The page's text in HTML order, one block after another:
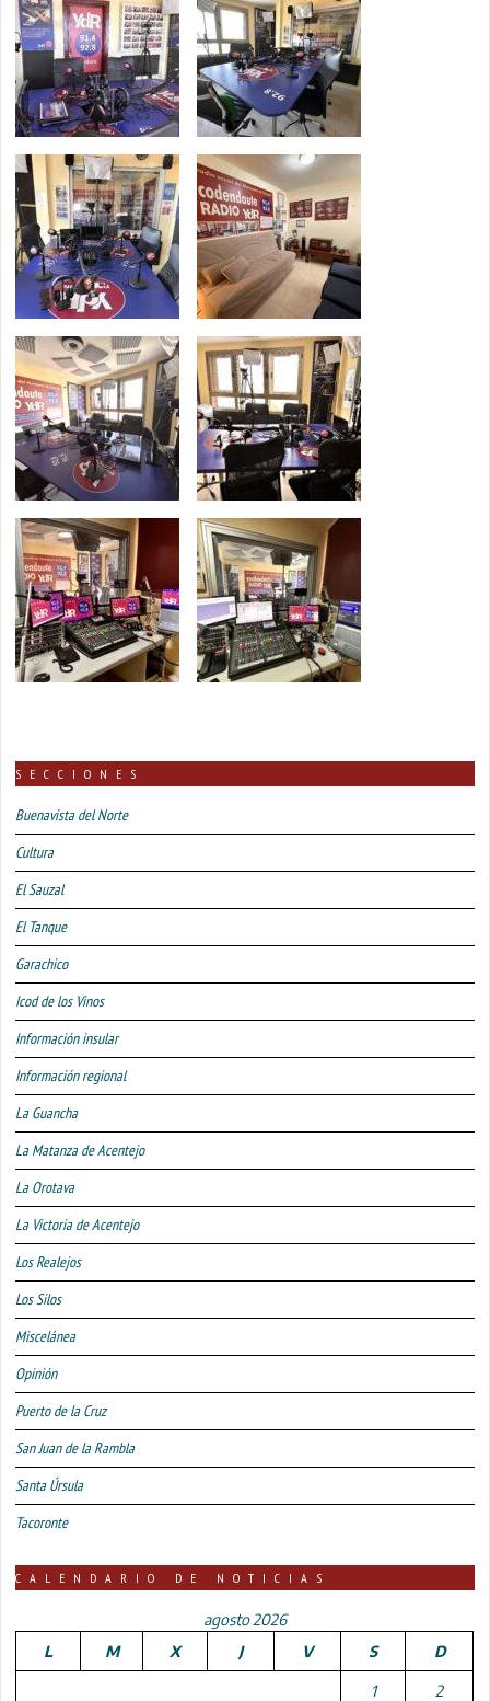
SECCIONES
Buenavista del Norte
Cultura
El Sauzal
El Tanque
Garachico
Icod de los Vinos
Información insular
Información regional
La Guancha
La Matanza de Acentejo
La Orotava
La Victoria de Acentejo
Los Realejos
Los Silos
Miscelánea
Opinión
Puerto de la Cruz
San Juan de la Rambla
Santa Úrsula
Tacoronte
CALENDARIO DE NOTICIAS
agosto 2026
L
M X J V S D
1 2